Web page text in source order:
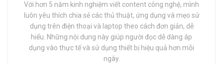
Với hơn 5 năm kinh nghiệm viết content công nghệ, mình
luôn yêu thích chia sẻ các thủ thuật, ứng dụng và mẹo sử
dụng trên điện thoại và laptop theo cách đơn giản, dễ
hiểu. Những nội dung này giúp người đọc dễ dàng áp
dụng vào thực tế và sử dụng thiết bị hiệu quả hơn mỗi
ngày.